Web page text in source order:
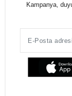
Kampanya,